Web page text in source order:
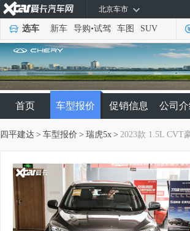
北京车市
选车 新车 导购•试驾 车图 SUV
首页 车型报价 促销信息 公司
四平建达 > 车型报价 > 瑞虎5x > 2023款 1.5L CVT